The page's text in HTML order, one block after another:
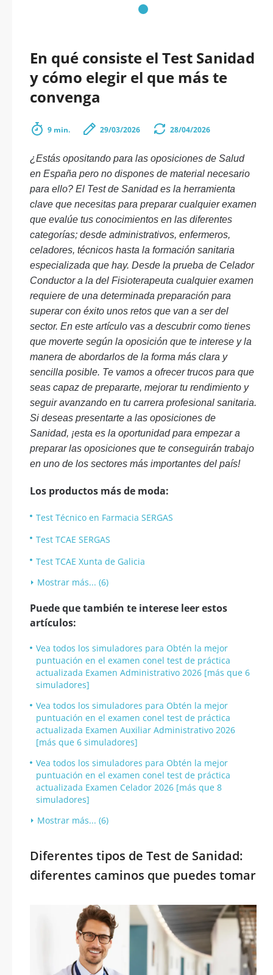
En qué consiste el Test Sanidad
y cómo elegir el que más te
convenga
9 min. 29/03/2026 28/04/2026
¿Estás opositando para las oposiciones de Salud
en España pero no dispones de material necesario
para ello? El Test de Sanidad es la herramienta
clave que necesitas para preparar cualquier examen
que evalúe tus conocimientos en las diferentes
categorías; desde administrativos, enfermeros,
celadores, técnicos hasta la formación sanitaria
especializada que hay. Desde la prueba de Celador
Conductor a la del Fisioterapeuta cualquier examen
requiere de una determinada preparación para
superar con éxito unos retos que van a ser del
sector. En este artículo vas a descubrir como tienes
que moverte según la oposición que te interese y la
manera de abordarlos de la forma más clara y
sencilla posible. Te vamos a ofrecer trucos para que
seas capaz de prepararte, mejorar tu rendimiento y
seguir avanzando en tu carrera profesional sanitaria.
Si deseas presentarte a las oposiciones de
Sanidad, ¡esta es la oportunidad para empezar a
preparar las oposiciones que te conseguirán trabajo
en uno de los sectores más importantes del país!
Los productos más de moda:
Test Técnico en Farmacia SERGAS
Test TCAE SERGAS
Test TCAE Xunta de Galicia
Mostrar más... (6)
Puede que también te interese leer estos
artículos:
Vea todos los simuladores para Obtén la mejor
puntuación en el examen conel test de práctica
actualizada Examen Administrativo 2026 [más que 6
simuladores]
Vea todos los simuladores para Obtén la mejor
puntuación en el examen conel test de práctica
actualizada Examen Auxiliar Administrativo 2026
[más que 6 simuladores]
Vea todos los simuladores para Obtén la mejor
puntuación en el examen conel test de práctica
actualizada Examen Celador 2026 [más que 8
simuladores]
Mostrar más... (6)
Diferentes tipos de Test de Sanidad:
diferentes caminos que puedes tomar